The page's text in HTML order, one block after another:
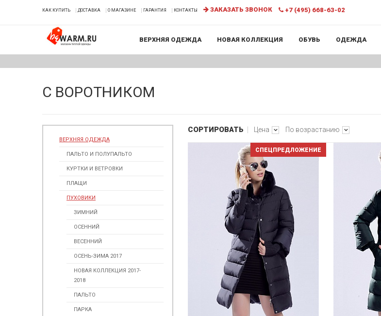
КАК КУПИТЬ ДОСТАВКА О МАГАЗИНЕ ГАРАНТИЯ КОНТАКТЫ ЗАКАЗАТЬ ЗВОНОК +7 (495) 668-63-02
ВЕРХНЯЯ ОДЕЖДА НОВАЯ КОЛЛЕКЦИЯ ОБУВЬ ОДЕЖДА
С ВОРОТНИКОМ
ВЕРХНЯЯ ОДЕЖДА
ПАЛЬТО И ПОЛУПАЛЬТО
КУРТКИ И ВЕТРОВКИ
ПЛАЩИ
ПУХОВИКИ
ЗИМНИЙ
ОСЕННИЙ
ВЕСЕННИЙ
ОСЕНЬ-ЗИМА 2017
НОВАЯ КОЛЛЕКЦИЯ 2017-
2018
ПАЛЬТО
ПАРКА
СОРТИРОВАТЬ Цена По возрастанию
СПЕЦПРЕДЛОЖЕНИЕ